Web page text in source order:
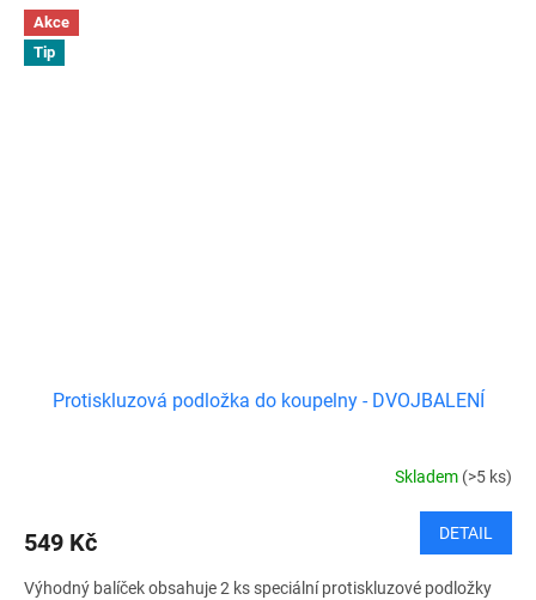
Akce
Tip
Protiskluzová podložka do koupelny - DVOJBALENÍ
Skladem (>5 ks)
549 Kč DETAIL
Výhodný balíček obsahuje 2 ks speciální protiskluzové podložky